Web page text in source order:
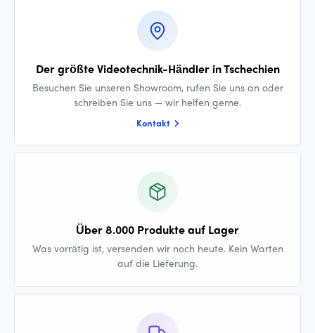
Der größte Videotechnik-Händler in Tschechien
Besuchen Sie unseren Showroom, rufen Sie uns an oder
schreiben Sie uns — wir helfen gerne.
Kontakt
Über 8.000 Produkte auf Lager
Was vorrätig ist, versenden wir noch heute. Kein Warten
auf die Lieferung.